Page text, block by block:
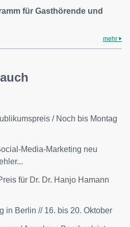
für Gasthörende und
mehr
/ Noch bis Montag
Media-Marketing neu
für Dr. Dr. Hanjo Hamann
in Berlin // 16. bis 20. Oktober